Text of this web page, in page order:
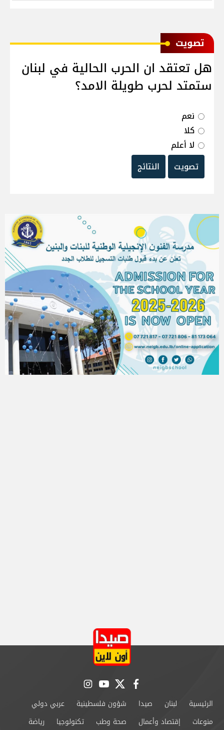
ﺗﺼﻮﻳﺖ
هل تعتقد ان الحرب الحالية في لبنان
ستمتد لحرب طويلة الامد؟
نعم
كلا
لا أعلم
تصويت
النتائج
facebook
twitter
youtube
instagram
الرئيسية لبنان صيدا شؤون فلسطينية
عربي دولي
منوعات
إقتصاد وأعمال صحة وطب تكنولوجيا رياضة